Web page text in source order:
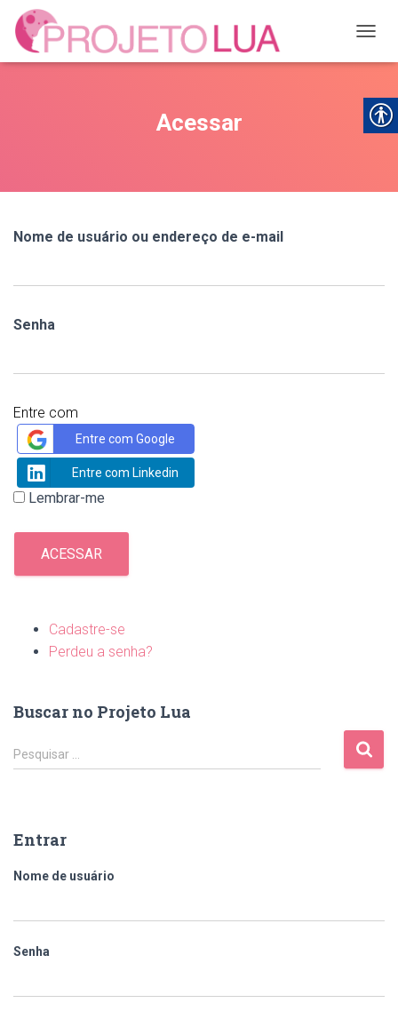
Acessar
Nome de usuário ou endereço de e-mail
Senha
Entre com
Entre com Google
Entre com Linkedin
Lembrar-me
ACESSAR
Cadastre-se
Perdeu a senha?
Buscar no Projeto Lua
P
e
i
a
p
Pesquisar …
Entrar
Nome de usuário
Senha